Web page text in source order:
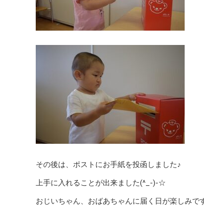
その後は、ポストにお手紙を投函しました♪
上手に入れることが出来ました(^_-)-☆
おじいちゃん、おばあちゃんに届く日が楽しみで